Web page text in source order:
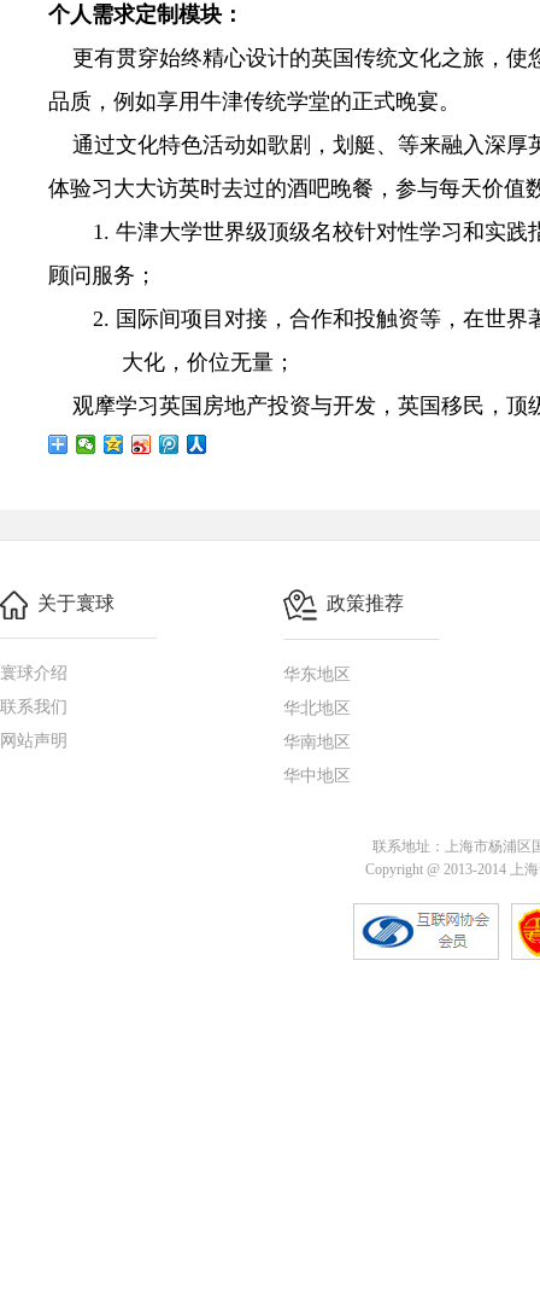
个人需求定制模块：
更有贯穿始终精心设计的英国传统文化之旅，使
品质，例如享用牛津传统学堂的正式晚宴。
通过文化特色活动如歌剧，划艇、等来融入深厚
体验习大大访英时去过的酒吧晚餐，参与每天价值
1. 牛津大学世界级顶级名校针对性学习和实
顾问服务；
2. 国际间项目对接，合作和投触资等，在世
大化，价位无量；
观摩学习英国房地产投资与开发，英国移民，顶
关于寰球
寰球介绍
联系我们
网站声明
政策推荐
华东地区
华北地区
华南地区
华中地区
联系地址：上海市杨浦区
Copyright @ 2013-2014 上